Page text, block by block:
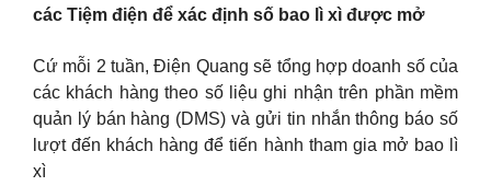
các Tiệm điện để xác định số bao lì xì được mở
Cứ mỗi 2 tuần, Điện Quang sẽ tổng hợp doanh số của
các khách hàng theo số liệu ghi nhận trên phần mềm
quản lý bán hàng (DMS) và gửi tin nhắn thông báo số
lượt đến khách hàng để tiến hành tham gia mở bao lì
xì